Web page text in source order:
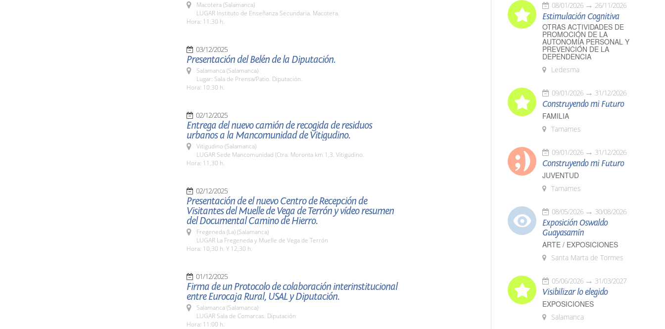
Macotera (Salamanca)
LUGAR Instituto de Enseñanza Secundaria. Macotera.
Hora: 11:30 h.
03/12/2025
Presentación del Belén de la Diputación.
Salamanca (Salamanca)
Lugar: Sala de Prensa/Patio. Diputación.
Hora: 10:30 h.
02/12/2025
Entrega del nuevo camión de recogida de residuos
urbanos a la Mancomunidad de Vitigudino.
Vitigudino (Salamanca)
LUGAR Sede Mancomunidad (Ctra. Moronta km 1,3. Vitigudino.
Hora: 11,30 h.
02/12/2025
Presentación de el nuevo Centro de Recepción de
Visitantes del Muelle de Vega de Terrón y vídeo resumen
del Documental Camino de Hierro.
Fregeneda (La) (Salamanca)
LUGAR La Fregeneda y Muelle de Vega de Terrón
Hora: 10,30 h. Y 12,30 h.
01/12/2025
Firma de un Protocolo de colaboración interinstitucional
entre Eurocaja Rural, USAL y Diputación.
Salamanca (Salamanca)
LUGAR Sala de Comarcas. Diputación
Hora: 11:00 h.
08/01/2026 26/11/2026
Estimulación Cognitiva
OTRAS ACTIVIDADES DE
PROMOCIÓN DE LA
AUTONOMÍA PERSONAL Y
PREVENCIÓN DE LA
DEPENDENCIA
Ledesma
09/01/2026 31/12/2026
Construyendo mi Futuro
FAMILIA
Tamames
09/01/2026 31/12/2026
Construyendo mi Futuro
JUVENTUD
Tamames
08/05/2026 30/08/2026
Exposición Oswaldo
Guayasamín
ARTE / EXPOSICIONES
Santa Marta de Tormes
05/06/2026 31/03/2027
Visibilizar lo elegido
EXPOSICIONES
Salamanca